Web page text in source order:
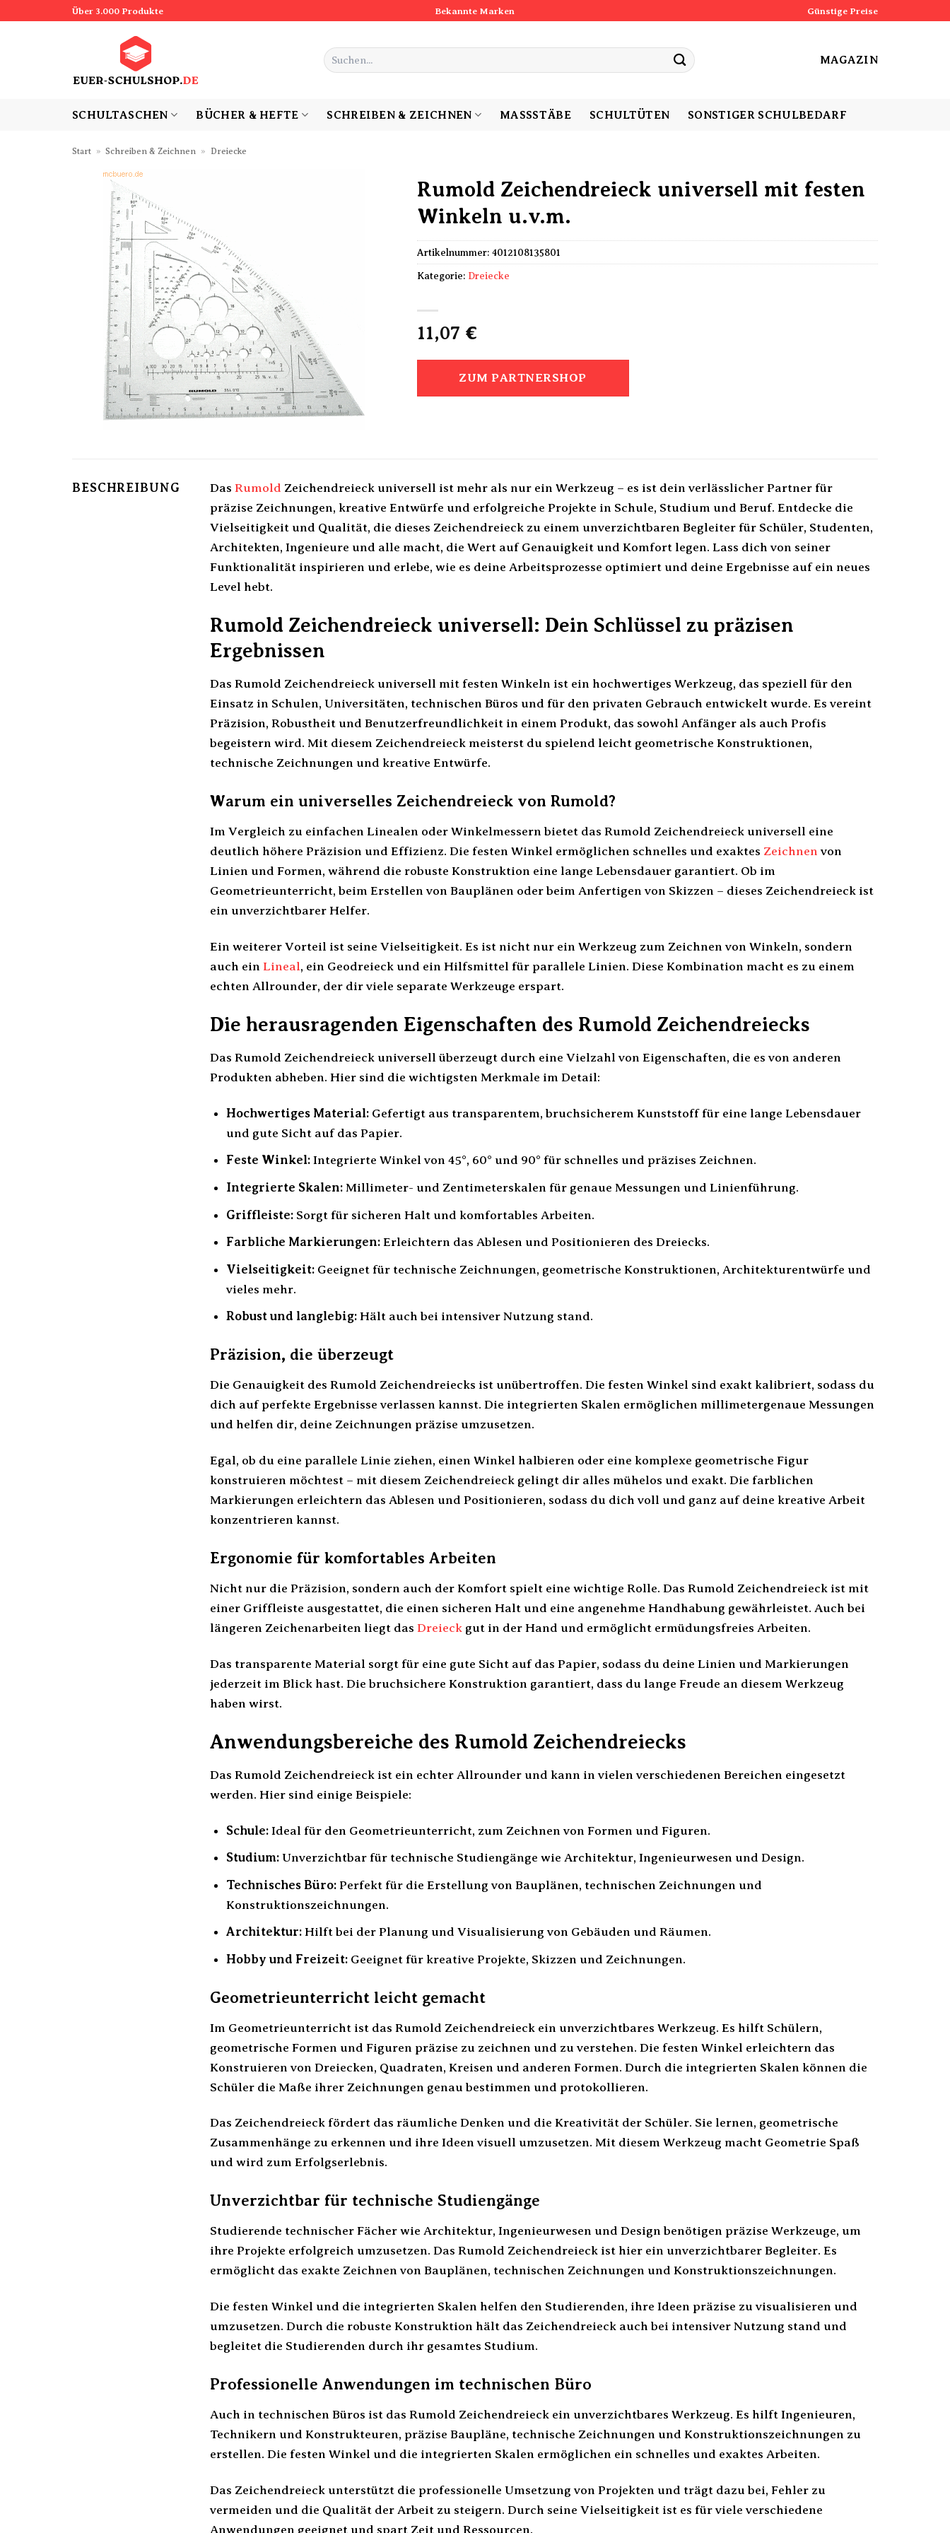
Über 3.000 Produkte Bekannte Marken Günstige Preise
Suchen
nach:
MAGAZIN
SCHULTASCHEN BÜCHER & HEFTE SCHREIBEN & ZEICHNEN MASSSTÄBE SCHULTÜTEN SONSTIGER SCHULBEDARF
Start » Schreiben & Zeichnen » Dreiecke
Rumold Zeichendreieck universell mit festen
Winkeln u.v.m.
11,07 €
ZUM PARTNERSHOP
Artikelnummer: 4012108135801
Kategorie: Dreiecke
BESCHREIBUNG Das Rumold Zeichendreieck universell ist mehr als nur ein Werkzeug – es ist dein verlässlicher Partner für
präzise Zeichnungen, kreative Entwürfe und erfolgreiche Projekte in Schule, Studium und Beruf. Entdecke die
Vielseitigkeit und Qualität, die dieses Zeichendreieck zu einem unverzichtbaren Begleiter für Schüler, Studenten,
Architekten, Ingenieure und alle macht, die Wert auf Genauigkeit und Komfort legen. Lass dich von seiner
Funktionalität inspirieren und erlebe, wie es deine Arbeitsprozesse optimiert und deine Ergebnisse auf ein neues
Level hebt.
Rumold Zeichendreieck universell: Dein Schlüssel zu präzisen
Ergebnissen
Das Rumold Zeichendreieck universell mit festen Winkeln ist ein hochwertiges Werkzeug, das speziell für den
Einsatz in Schulen, Universitäten, technischen Büros und für den privaten Gebrauch entwickelt wurde. Es vereint
Präzision, Robustheit und Benutzerfreundlichkeit in einem Produkt, das sowohl Anfänger als auch Profis
begeistern wird. Mit diesem Zeichendreieck meisterst du spielend leicht geometrische Konstruktionen,
technische Zeichnungen und kreative Entwürfe.
Warum ein universelles Zeichendreieck von Rumold?
Im Vergleich zu einfachen Linealen oder Winkelmessern bietet das Rumold Zeichendreieck universell eine
deutlich höhere Präzision und Effizienz. Die festen Winkel ermöglichen schnelles und exaktes Zeichnen von
Linien und Formen, während die robuste Konstruktion eine lange Lebensdauer garantiert. Ob im
Geometrieunterricht, beim Erstellen von Bauplänen oder beim Anfertigen von Skizzen – dieses Zeichendreieck ist
ein unverzichtbarer Helfer.
Ein weiterer Vorteil ist seine Vielseitigkeit. Es ist nicht nur ein Werkzeug zum Zeichnen von Winkeln, sondern
auch ein Lineal, ein Geodreieck und ein Hilfsmittel für parallele Linien. Diese Kombination macht es zu einem
echten Allrounder, der dir viele separate Werkzeuge erspart.
Die herausragenden Eigenschaften des Rumold Zeichendreiecks
Das Rumold Zeichendreieck universell überzeugt durch eine Vielzahl von Eigenschaften, die es von anderen
Produkten abheben. Hier sind die wichtigsten Merkmale im Detail:
Hochwertiges Material:Gefertigt aus transparentem, bruchsicherem Kunststoff für eine lange Lebensdauer
und gute Sicht auf das Papier.
Feste Winkel:Integrierte Winkel von 45°, 60° und 90° für schnelles und präzises Zeichnen.
Integrierte Skalen:Millimeter- und Zentimeterskalen für genaue Messungen und Linienführung.
Griffleiste:Sorgt für sicheren Halt und komfortables Arbeiten.
Farbliche Markierungen:Erleichtern das Ablesen und Positionieren des Dreiecks.
Vielseitigkeit:Geeignet für technische Zeichnungen, geometrische Konstruktionen, Architekturentwürfe und
vieles mehr.
Robust und langlebig:Hält auch bei intensiver Nutzung stand.
Präzision, die überzeugt
Die Genauigkeit des Rumold Zeichendreiecks ist unübertroffen. Die festen Winkel sind exakt kalibriert, sodass du
dich auf perfekte Ergebnisse verlassen kannst. Die integrierten Skalen ermöglichen millimetergenaue Messungen
und helfen dir, deine Zeichnungen präzise umzusetzen.
Egal, ob du eine parallele Linie ziehen, einen Winkel halbieren oder eine komplexe geometrische Figur
konstruieren möchtest – mit diesem Zeichendreieck gelingt dir alles mühelos und exakt. Die farblichen
Markierungen erleichtern das Ablesen und Positionieren, sodass du dich voll und ganz auf deine kreative Arbeit
konzentrieren kannst.
Ergonomie für komfortables Arbeiten
Nicht nur die Präzision, sondern auch der Komfort spielt eine wichtige Rolle. Das Rumold Zeichendreieck ist mit
einer Griffleiste ausgestattet, die einen sicheren Halt und eine angenehme Handhabung gewährleistet. Auch bei
längeren Zeichenarbeiten liegt das Dreieck gut in der Hand und ermöglicht ermüdungsfreies Arbeiten.
Das transparente Material sorgt für eine gute Sicht auf das Papier, sodass du deine Linien und Markierungen
jederzeit im Blick hast. Die bruchsichere Konstruktion garantiert, dass du lange Freude an diesem Werkzeug
haben wirst.
Anwendungsbereiche des Rumold Zeichendreiecks
Das Rumold Zeichendreieck ist ein echter Allrounder und kann in vielen verschiedenen Bereichen eingesetzt
werden. Hier sind einige Beispiele:
Schule:Ideal für den Geometrieunterricht, zum Zeichnen von Formen und Figuren.
Studium:Unverzichtbar für technische Studiengänge wie Architektur, Ingenieurwesen und Design.
Technisches Büro:Perfekt für die Erstellung von Bauplänen, technischen Zeichnungen und
Konstruktionszeichnungen.
Architektur:Hilft bei der Planung und Visualisierung von Gebäuden und Räumen.
Hobby und Freizeit:Geeignet für kreative Projekte, Skizzen und Zeichnungen.
Geometrieunterricht leicht gemacht
Im Geometrieunterricht ist das Rumold Zeichendreieck ein unverzichtbares Werkzeug. Es hilft Schülern,
geometrische Formen und Figuren präzise zu zeichnen und zu verstehen. Die festen Winkel erleichtern das
Konstruieren von Dreiecken, Quadraten, Kreisen und anderen Formen. Durch die integrierten Skalen können die
Schüler die Maße ihrer Zeichnungen genau bestimmen und protokollieren.
Das Zeichendreieck fördert das räumliche Denken und die Kreativität der Schüler. Sie lernen, geometrische
Zusammenhänge zu erkennen und ihre Ideen visuell umzusetzen. Mit diesem Werkzeug macht Geometrie Spaß
und wird zum Erfolgserlebnis.
Unverzichtbar für technische Studiengänge
Studierende technischer Fächer wie Architektur, Ingenieurwesen und Design benötigen präzise Werkzeuge, um
ihre Projekte erfolgreich umzusetzen. Das Rumold Zeichendreieck ist hier ein unverzichtbarer Begleiter. Es
ermöglicht das exakte Zeichnen von Bauplänen, technischen Zeichnungen und Konstruktionszeichnungen.
Die festen Winkel und die integrierten Skalen helfen den Studierenden, ihre Ideen präzise zu visualisieren und
umzusetzen. Durch die robuste Konstruktion hält das Zeichendreieck auch bei intensiver Nutzung stand und
begleitet die Studierenden durch ihr gesamtes Studium.
Professionelle Anwendungen im technischen Büro
Auch in technischen Büros ist das Rumold Zeichendreieck ein unverzichtbares Werkzeug. Es hilft Ingenieuren,
Technikern und Konstrukteuren, präzise Baupläne, technische Zeichnungen und Konstruktionszeichnungen zu
erstellen. Die festen Winkel und die integrierten Skalen ermöglichen ein schnelles und exaktes Arbeiten.
Das Zeichendreieck unterstützt die professionelle Umsetzung von Projekten und trägt dazu bei, Fehler zu
vermeiden und die Qualität der Arbeit zu steigern. Durch seine Vielseitigkeit ist es für viele verschiedene
Anwendungen geeignet und spart Zeit und Ressourcen.